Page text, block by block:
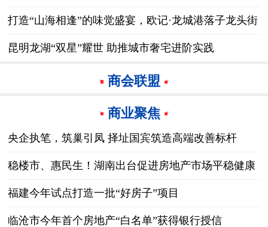
打造“山海相逢”的味觉盛宴，欧记·龙城港落子龙头街
·华堂
昆明龙湖“双星”耀世 助推城市奢宅进阶实践
商会联盟
商业聚焦
央企执笔，筑巢引凤 择址国宾筑造高端改善标杆
稳楼市、惠民生！湖南出台促进房地产市场平稳健康
发展若干措施
福建今年试点打造一批“好房子”项目
临沧市今年首个房地产“白名单”获得银行授信